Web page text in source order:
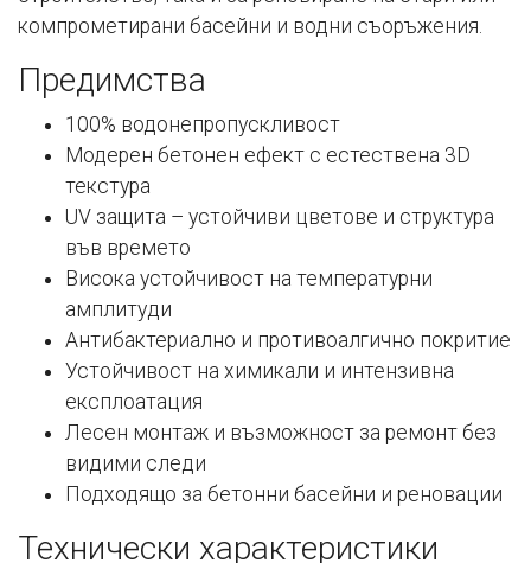
компрометирани басейни и водни съоръжения.
Предимства
100% водонепропускливост
Модерен бетонен ефект с естествена 3D
текстура
UV защита – устойчиви цветове и структура
във времето
Висока устойчивост на температурни
амплитуди
Антибактериално и противоалгично покритие
Устойчивост на химикали и интензивна
експлоатация
Лесен монтаж и възможност за ремонт без
видими следи
Подходящо за бетонни басейни и реновации
Технически характеристики